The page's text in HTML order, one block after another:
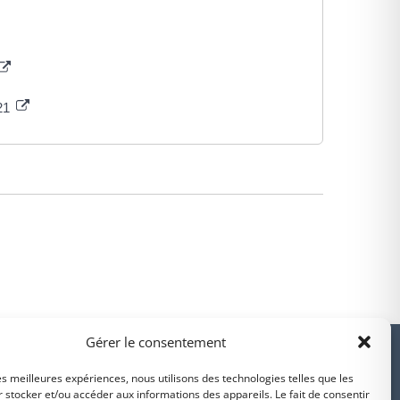
Gérer le consentement
meilleures expériences, nous utilisons des technologies telles que les
stocker et/ou accéder aux informations des appareils. Le fait de consentir
PARTENAIRES